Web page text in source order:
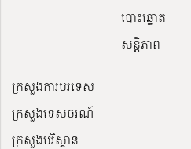
បោះឆ្នោត
សន្តិភាព
ក្រសួងការបរទេស
ក្រសួងទេសចរណ៍
ក្រសួងបរិស្ថាន